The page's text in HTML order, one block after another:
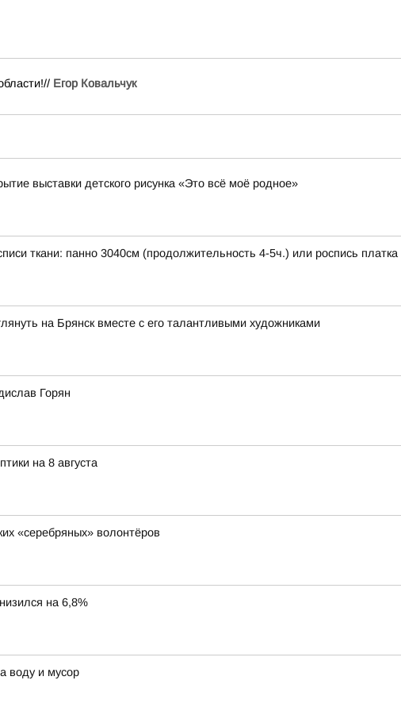
Егор Ковальчук
выставки детского рисунка «Это всё моё родное»
ткани: панно 3040см (продолжительность 4-5ч.) или роспись
на Брянск вместе с его талантливыми художниками
Горян
на 8 августа
«серебряных» волонтёров
на 6,8%
воду и мусор